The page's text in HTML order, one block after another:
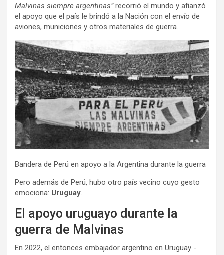
Malvinas siempre argentinas”recorrió el mundo y afianzó
el apoyo que el país le brindó a la Nación con el envío de
aviones, municiones y otros materiales de guerra.
Bandera de Perú en apoyo a la Argentina durante la guerra
Pero además de Perú, hubo otro país vecino cuyo gesto
emociona: Uruguay.
El apoyo uruguayo durante la
guerra de Malvinas
En 2022, el entonces embajador argentino en Uruguay -